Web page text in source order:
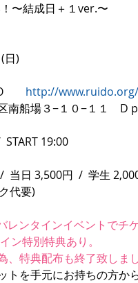
〜結成日＋１ver.〜
日)
http://
場３−１０−１１　D
START 19:00
当日 3,500円  /  学生
要)
レンタインイベントでチ
特別特典あり。
、特典配布も終了致しま
トを手元にお持ちの方か